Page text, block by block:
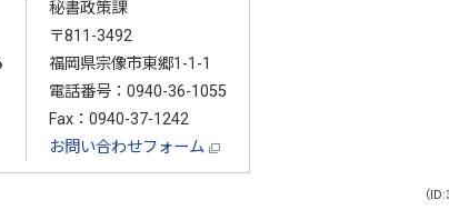
秘書政策課
〒811-3492
福岡県宗像市東郷1-1-1
電話番号： 0940-36-1055
Fax：0940-37-1242
お問い合わせフォーム
（